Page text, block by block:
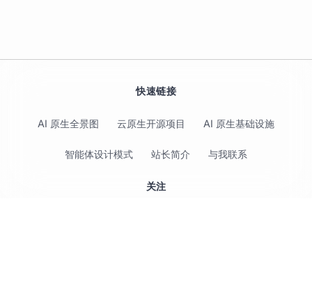
快速链接
AI 原生全景图 云原生开源项目 AI 原生基础设施
智能体设计模式 站长简介 与我联系
关注